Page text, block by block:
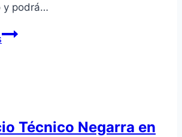
y podrá…
Servicio
Técnico Negarra en